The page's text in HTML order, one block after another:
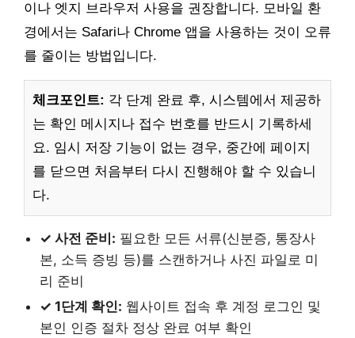
이나 엣지 브라우저 사용을 권장합니다. 모바일 환
경에서는 Safari나 Chrome 앱을 사용하는 것이 오류
를 줄이는 방법입니다.
체크포인트: 각 단계 완료 후, 시스템에서 제공하
는 확인 메시지나 접수 번호를 반드시 기록하세
요. 임시 저장 기능이 없는 경우, 중간에 페이지
를 닫으면 처음부터 다시 진행해야 할 수 있습니
다.
✓ 사전 준비: 필요한 모든 서류(신분증, 통장사
본, 소득 증빙 등)를 스캔하거나 사진 파일로 미
리 준비
✓ 1단계 확인: 웹사이트 접속 후 계정 로그인 및
본인 인증 절차 정상 완료 여부 확인